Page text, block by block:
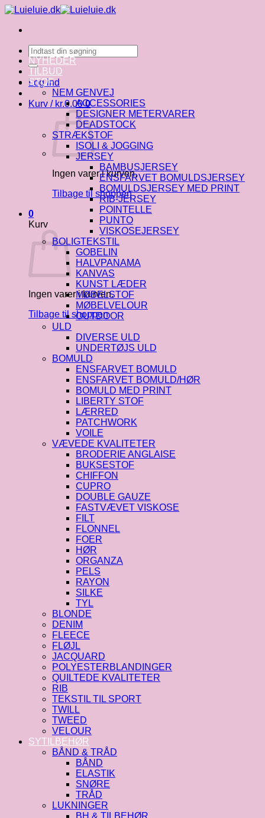
Fortsæt
indhold
Søg
efter:
Log ind
Kurv / kr.0.00 0
Ingen varer i kurven.
Tilbage til shoppen
0
Kurv
Ingen varer i kurven.
Tilbage til shoppen
NYHEDER
TILBUD
STOF
NEM GENVEJ
ACCESSORIES
DESIGNER METERVARER
DEADSTOCK
STRÆKSTOF
ISOLI & JOGGING
JERSEY
BAMBUSJERSEY
ENSFARVET BOMULDSJERSEY
BOMULDSJERSEY MED PRINT
RIB-JERSEY
POINTELLE
PUNTO
VISKOSEJERSEY
BOLIGTEKSTIL
GOBELIN
HALVPANAMA
KANVAS
KUNST LÆDER
MØBELSTOF
MØBELVELOUR
OUTDOOR
ULD
DIVERSE ULD
UNDERTØJS ULD
BOMULD
ENSFARVET BOMULD
ENSFARVET BOMULD/HØR
BOMULD MED PRINT
LIBERTY STOF
LÆRRED
PATCHWORK
VOILE
VÆVEDE KVALITETER
BRODERIE ANGLAISE
BUKSESTOF
CHIFFON
CUPRO
DOUBLE GAUZE
FASTVÆVET VISKOSE
FILT
FLONNEL
FOER
HØR
ORGANZA
PELS
RAYON
SILKE
TYL
BLONDE
DENIM
FLEECE
FLØJL
JACQUARD
POLYESTERBLANDINGER
QUILTEDE KVALITETER
RIB
TEKSTIL TIL SPORT
TWILL
TWEED
VELOUR
SYTILBEHØR
BÅND & TRÅD
BÅND
ELASTIK
SNØRE
TRÅD
LUKNINGER
BH & TILBEHØR